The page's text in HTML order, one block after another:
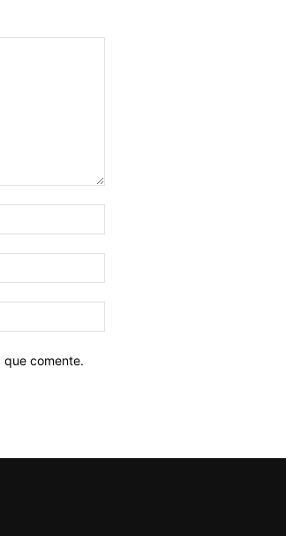
electrónico:*
web:
comente.